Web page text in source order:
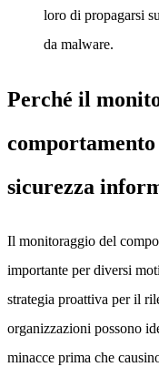
loro di propagarsi
da malware.
Perché il
sicurezza
Il monitoraggio del
importante per diversi
strategia proattiva per il
organizzazioni possono
minacce prima che